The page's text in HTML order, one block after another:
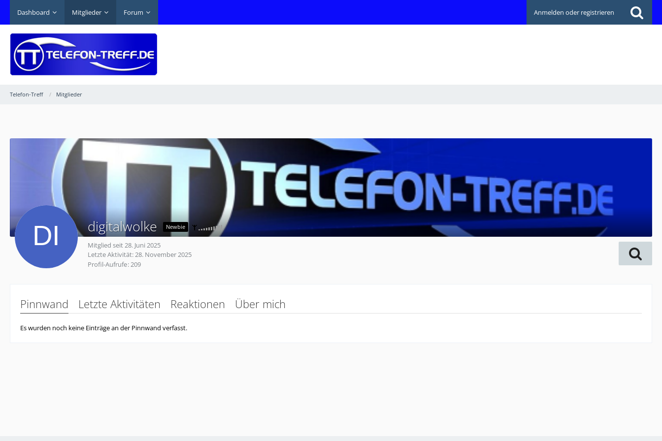
Dashboard Mitglieder Forum Anmelden oder registrieren
Telefon-Treff Mitglieder
digitalwolke Newbie
Mitglied seit 28. Juni 2025
Letzte Aktivität:28. November 2025
Profil-Aufrufe 209
Pinnwand Letzte Aktivitäten Reaktionen Über mich
Es wurden noch keine Einträge an der Pinnwand verfasst.